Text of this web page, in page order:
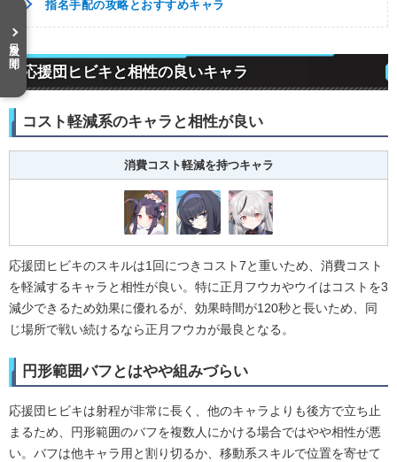
指名手配の攻略とおすすめキャラ
応援団ヒビキと相性の良いキャラ
コスト軽減系のキャラと相性が良い
消費コスト軽減を持つキャラ
応援団ヒビキのスキルは1回につきコスト7と重いため、消費コスト
を軽減するキャラと相性が良い。特に正月フウカやウイはコストを3
減少できるため効果に優れるが、効果時間が120秒と長いため、同
じ場所で戦い続けるなら正月フウカが最良となる。
円形範囲バフとはやや組みづらい
応援団ヒビキは射程が非常に長く、他のキャラよりも後方で立ち止
まるため、円形範囲のバフを複数人にかける場合ではやや相性が悪
い。バフは他キャラ用と割り切るか、移動系スキルで位置を寄せて
目次を開く